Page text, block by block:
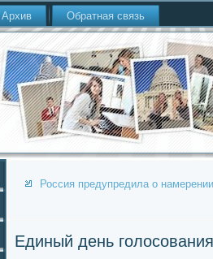
Архив Обратная связь
Россия предупредила о
Единый день